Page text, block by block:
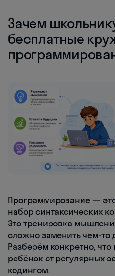
Зачем
бесплатные
Программирование —
набор синтаксических
Это тренировка
сложно заменить чем-то
Разберём конкретно, что
ребёнок от регулярных
кодингом.